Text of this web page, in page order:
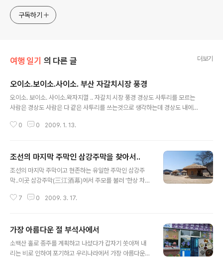
구독하기
여행 일기 의 다른 글 더보기
오이소.보이소.사이소. 부산 자갈치시장 풍경
오이소. 보이소. 사이소.왁자지껄 .. 자갈치 시장 풍경 경상도 사투리를 모르는
사람은 경상도 사람은 다 같은 사투리를 쓰는것으로 생각하는데 경상도 내에서
듣는 경우가 많습니다.'밥 먹었습니까?' 라는 말을 경상도 사투리로 바꾸면경북
라며 약간 정감스럽게 바뀝니다.서부 경남 거창이나 합천등에서는 '밥 뭇씸니
꺼?' 하다가 드디어 부산으로 내려오면 '밥무쏘?' 하면서 거의 시비조로 들리게
됩니다.그러나 이런 사투리는 글로 써 두면 그 억양이 나타나지 않아 도저히 재
0 0 2009. 1. 13.
조선의 마지막 주막인 삼강주막을 찾아서..
조선의 마지막 주막이고 현존하는 유일한 주막인 삼강주
막..이곳 삼강주막(三江酒幕)에서 주모를 불러 '한상 차려
조한 파전이랑 두부,그리고 메밀묵으로 차려진 상이 하나
0도를 감싸도는 육지속의 섬마을인 회룡포가 있고 회룡포
의 건너편에는 비룡산이 있어 다양한 시간대별의 산행을
즐길수 있습니다.저는 산행을 목적으로 간 곳이라 비룡산
7 0 2009. 3. 17.
가장 아름다운 절 부석사에서
소백산 홀로 종주를 계획하고 나섰다가 갑자기 쏫아져 내
리는 비로 인하여 포기하고 우리나라에서 가장 아름다운